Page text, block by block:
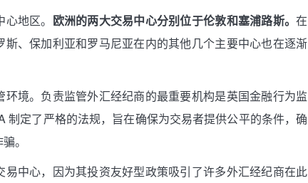
地区。 欧洲的两大交易中心分别位于伦敦和塞浦路斯。在
、保加利亚和罗马尼亚在内的其他几个主要中心也在逐渐
境。负责监管外汇经纪商的最重要机构是英国金融行为监
制定了严格的法规，旨在确保为交易者提供公平的条件，确
。
中心，因为其投资友好型政策吸引了许多外汇经纪商在此